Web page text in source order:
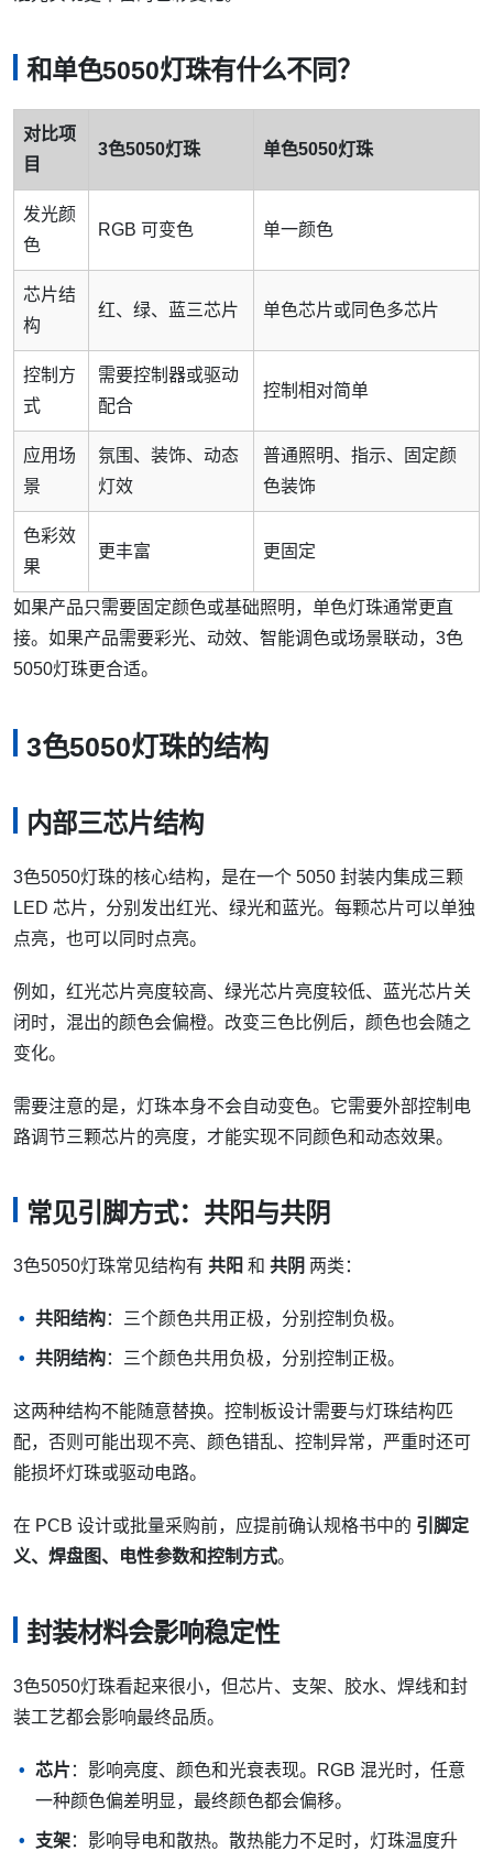
和单色5050灯珠有什么不同？
对比项
目
3色5050灯珠 单色5050灯珠
发光颜
色
RGB 可变色 单一颜色
芯片结
构
红、绿、蓝三芯片 单色芯片或同色多芯片
控制方
式
需要控制器或驱动
配合
控制相对简单
应用场
景
氛围、装饰、动态
灯效
普通照明、指示、固定颜
色装饰
色彩效
果
更丰富 更固定
如果产品只需要固定颜色或基础照明，单色灯珠通常更直
接。如果产品需要彩光、动效、智能调色或场景联动，3色
5050灯珠更合适。
3色5050灯珠的结构
内部三芯片结构
3色5050灯珠的核心结构，是在一个 5050 封装内集成三颗
LED 芯片，分别发出红光、绿光和蓝光。每颗芯片可以单独
点亮，也可以同时点亮。
例如，红光芯片亮度较高、绿光芯片亮度较低、蓝光芯片关
闭时，混出的颜色会偏橙。改变三色比例后，颜色也会随之
变化。
需要注意的是，灯珠本身不会自动变色。它需要外部控制电
路调节三颗芯片的亮度，才能实现不同颜色和动态效果。
常见引脚方式：共阳与共阴
3色5050灯珠常见结构有 共阳 和 共阴 两类：
共阳结构：三个颜色共用正极，分别控制负极。
共阴结构：三个颜色共用负极，分别控制正极。
这两种结构不能随意替换。控制板设计需要与灯珠结构匹
配，否则可能出现不亮、颜色错乱、控制异常，严重时还可
能损坏灯珠或驱动电路。
在 PCB 设计或批量采购前，应提前确认规格书中的 引脚定
义、焊盘图、电性参数和控制方式。
封装材料会影响稳定性
3色5050灯珠看起来很小，但芯片、支架、胶水、焊线和封
装工艺都会影响最终品质。
芯片：影响亮度、颜色和光衰表现。RGB 混光时，任意
一种颜色偏差明显，最终颜色都会偏移。
支架：影响导电和散热。散热能力不足时，灯珠温度升